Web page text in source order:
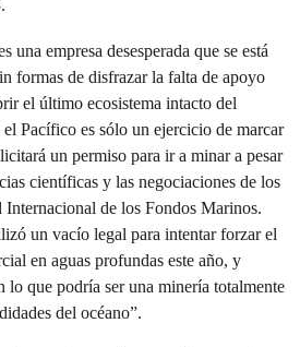
una empresa desesperada que se está
formas de disfrazar la falta de apoyo
el último ecosistema intacto del
Pacífico es sólo un ejercicio de marcar
un permiso para ir a minar a pesar
científicas y las negociaciones de los
de los Fondos Marinos.
un vacío legal para intentar forzar el
en aguas profundas este año, y
lo que podría ser una minería totalmente
del océano”.